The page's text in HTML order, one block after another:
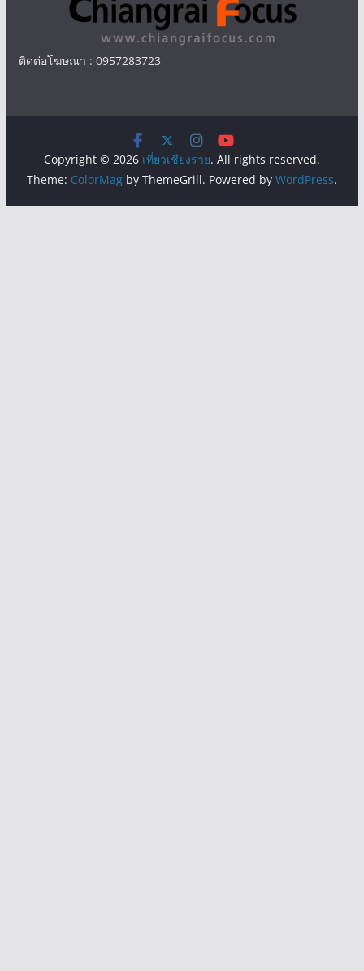
ติดต่อโฆษณา : 0957283723
Copyright © 2026 เที่ยวเชียงราย. All rights reserved.
Theme: ColorMagby ThemeGrill. Powered by WordPress.